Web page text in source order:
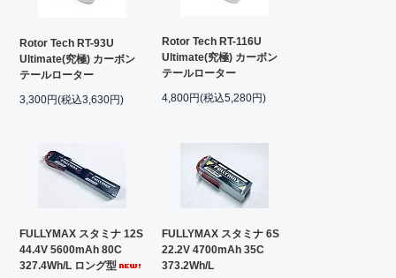
Rotor Tech RT-93U
Ultimate(究極) カーボン
テールローター
3,300円(税込3,630円)
Rotor Tech RT-116U
Ultimate(究極) カーボン
テールローター
4,800円(税込5,280円)
FULLYMAX スタミナ 12S
44.4V 5600mAh 80C
327.4Wh/L ロング型
FULLYMAX スタミナ 6S
22.2V 4700mAh 35C
373.2Wh/L